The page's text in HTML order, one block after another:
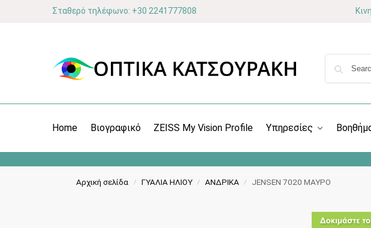
Σταθερό τηλέφωνο: +30 2241777808
Home Βιογραφικό ZEISS My Vision Profile Υπηρεσίες
Αρχική σελίδα / ΓΥΑΛΙΑ ΗΛΙΟΥ / ΑΝΔΡΙΚΑ / JENSEN 7020 ΜΑΥΡΟ